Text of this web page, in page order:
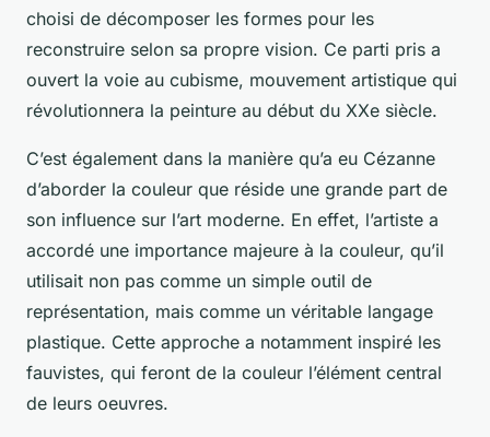
choisi de décomposer les formes pour les
reconstruire selon sa propre vision. Ce parti pris a
ouvert la voie au cubisme, mouvement artistique qui
révolutionnera la peinture au début du XXe siècle.
C’est également dans la manière qu’a eu Cézanne
d’aborder la couleur que réside une grande part de
son influence sur l’art moderne. En effet, l’artiste a
accordé une importance majeure à la couleur, qu’il
utilisait non pas comme un simple outil de
représentation, mais comme un véritable langage
plastique. Cette approche a notamment inspiré les
fauvistes, qui feront de la couleur l’élément central
de leurs oeuvres.